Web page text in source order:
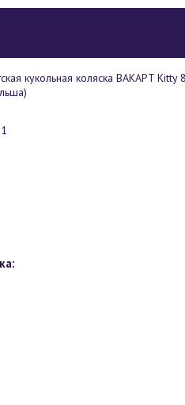
кукольная коляска BAKAPT